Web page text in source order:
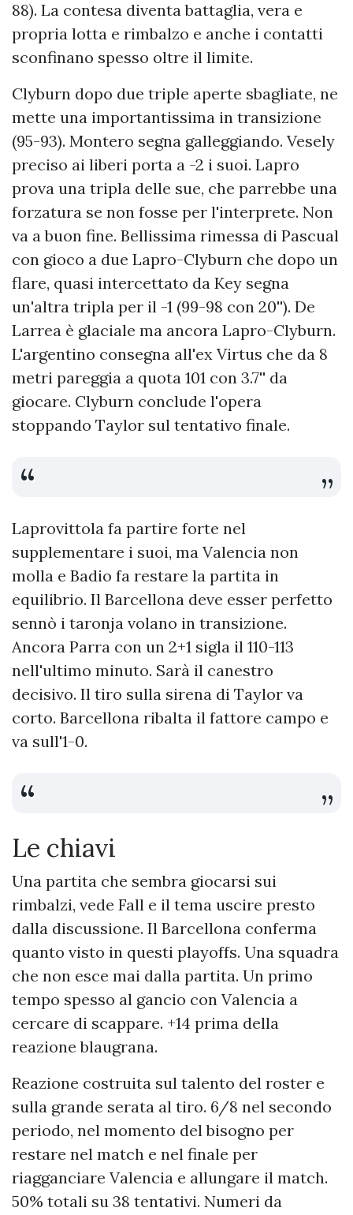
88). La contesa diventa battaglia, vera e
propria lotta e rimbalzo e anche i contatti
sconfinano spesso oltre il limite.
Clyburn dopo due triple aperte sbagliate, ne
mette una importantissima in transizione
(95-93). Montero segna galleggiando. Vesely
preciso ai liberi porta a -2 i suoi. Lapro
prova una tripla delle sue, che parrebbe una
forzatura se non fosse per l'interprete. Non
va a buon fine. Bellissima rimessa di Pascual
con gioco a due Lapro-Clyburn che dopo un
flare, quasi intercettato da Key segna
un'altra tripla per il -1 (99-98 con 20''). De
Larrea è glaciale ma ancora Lapro-Clyburn.
L'argentino consegna all'ex Virtus che da 8
metri pareggia a quota 101 con 3.7'' da
giocare. Clyburn conclude l'opera
stoppando Taylor sul tentativo finale.
Laprovittola fa partire forte nel
supplementare i suoi, ma Valencia non
molla e Badio fa restare la partita in
equilibrio. Il Barcellona deve esser perfetto
sennò i taronja volano in transizione.
Ancora Parra con un 2+1 sigla il 110-113
nell'ultimo minuto. Sarà il canestro
decisivo. Il tiro sulla sirena di Taylor va
corto. Barcellona ribalta il fattore campo e
va sull'1-0.
Le chiavi
Una partita che sembra giocarsi sui
rimbalzi, vede Fall e il tema uscire presto
dalla discussione. Il Barcellona conferma
quanto visto in questi playoffs. Una squadra
che non esce mai dalla partita. Un primo
tempo spesso al gancio con Valencia a
cercare di scappare. +14 prima della
reazione blaugrana.
Reazione costruita sul talento del roster e
sulla grande serata al tiro. 6/8 nel secondo
periodo, nel momento del bisogno per
restare nel match e nel finale per
riagganciare Valencia e allungare il match.
50% totali su 38 tentativi. Numeri da